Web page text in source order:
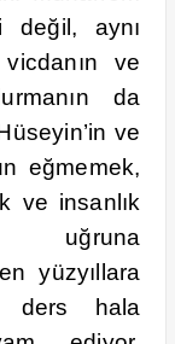
değil, aynı
ve
da
ve
eğmemek,
ve insanlık
uğruna
yüzyıllara
ders hala